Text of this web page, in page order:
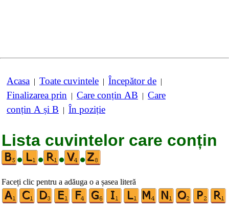
Acasa | Toate cuvintele | Începător de |
Finalizarea prin | Care conțin AB | Care
conțin A și B | În poziție
Lista cuvintelor care conțin
•
• • •
Faceți clic pentru a adăuga o a șasea literă